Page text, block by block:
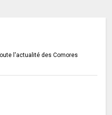
l'actualité des Comores